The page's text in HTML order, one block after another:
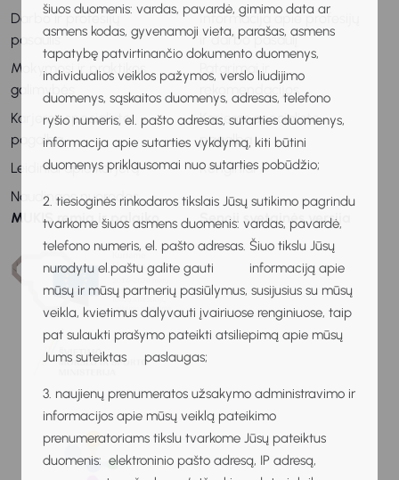
šiuos duomenis: vardas, pavardė, gimimo data ar
asmens kodas, gyvenamoji vieta, parašas, asmens
tapatybę patvirtinančio dokumento duomenys,
individualios veiklos pažymos, verslo liudijimo
duomenys, sąskaitos duomenys, adresas, telefono
ryšio numeris, el. pašto adresas, sutarties duomenys,
informacija apie sutarties vykdymą, kiti būtini
duomenys priklausomai nuo sutarties pobūdžio;
2. tiesioginės rinkodaros tikslais Jūsų sutikimo pagrindu
tvarkome šiuos asmens duomenis: vardas, pavardė,
telefono numeris, el. pašto adresas. Šiuo tikslu Jūsų
nurodytu el.paštu galite gauti informaciją apie
mūsų ir mūsų partnerių pasiūlymus, susijusius su mūsų
veikla, kvietimus dalyvauti įvairiuose renginiuose, taip
pat sulaukti prašymo pateikti atsiliepimą apie mūsų
Jums suteiktas paslaugas;
3. naujienų prenumeratos užsakymo administravimo ir
informacijos apie mūsų veiklą pateikimo
prenumeratoriams tikslu tvarkome Jūsų pateiktus
duomenis: elektroninio pašto adresą, IP adresą,
Darbo ir profesijų
pasaulis
Mokymosi ir praktikos
galimybės
Karjeros specialisto
pagalba
Leidiniai apie karjerą
Naudingos nuorodos
Informacija apie profesijų
ir darbo pasaulį
Patarimai ir
rekomendacijos
Karjeros specialisto
pagalba
Renginiai
MUKIS remia ir palaiko Senoji svetainės versija